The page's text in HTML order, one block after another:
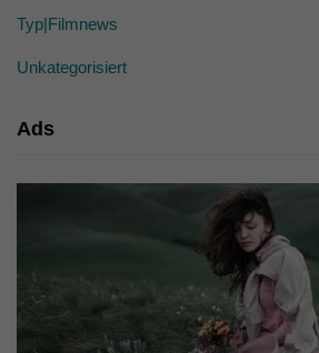
Typ|Filmnews
Unkategorisiert
Ads